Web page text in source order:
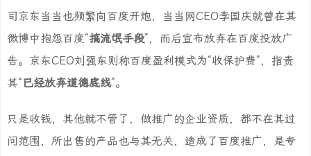
司京东当当也频繁向百度开炮，当当网CEO李国庆就曾在其
微博中抱怨百度“搞流氓手段”，而后宣布放弃在百度投放广
告。京东CEO刘强东则称百度盈利模式为“收保护费”，指责
其“已经放弃道德底线”。
只是收钱，其他就不管了，做推广的企业资质，都不在其过
问范围，所出售的产品也与其无关，造成了百度推广，是专